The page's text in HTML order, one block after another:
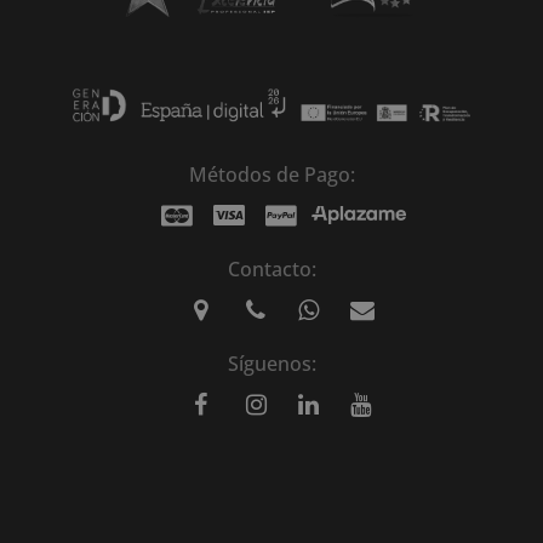
Métodos de Pago:
Contacto:
Síguenos: